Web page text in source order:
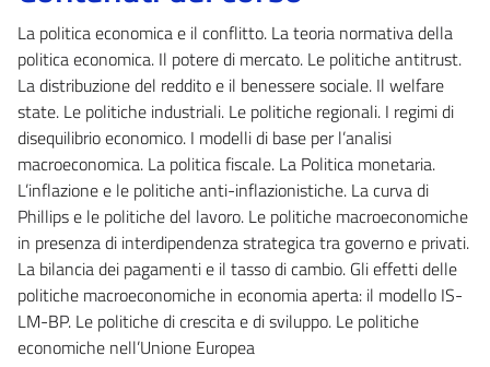
La politica economica e il conflitto. La teoria normativa della
politica economica. Il potere di mercato. Le politiche antitrust.
La distribuzione del reddito e il benessere sociale. Il welfare
state. Le politiche industriali. Le politiche regionali. I regimi di
disequilibrio economico. I modelli di base per l’analisi
macroeconomica. La politica fiscale. La Politica monetaria.
L’inflazione e le politiche anti-inflazionistiche. La curva di
Phillips e le politiche del lavoro. Le politiche macroeconomiche
in presenza di interdipendenza strategica tra governo e privati.
La bilancia dei pagamenti e il tasso di cambio. Gli effetti delle
politiche macroeconomiche in economia aperta: il modello IS-
LM-BP. Le politiche di crescita e di sviluppo. Le politiche
economiche nell’Unione Europea